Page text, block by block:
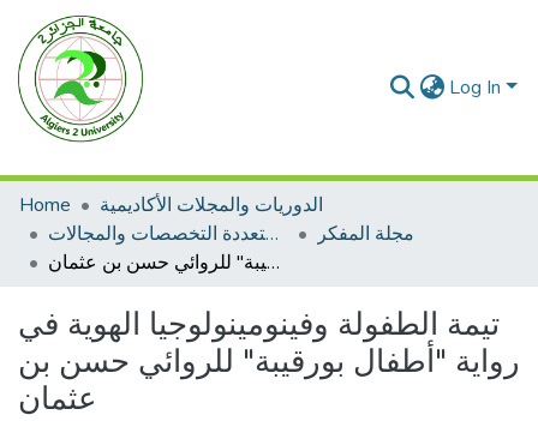
Log In
Home
الدوريات والمجلات الأكاديمية
مجلات متعددة التخصصات والمجالات
مجلة المفكر
تيمة الطفولة وفينومينولوجيا الهوية في رواية "أطفال بورقيبة" للروائي حسن بن عثمان
تيمة الطفولة وفينومينولوجيا الهوية في
رواية "أطفال بورقيبة" للروائي حسن بن
عثمان